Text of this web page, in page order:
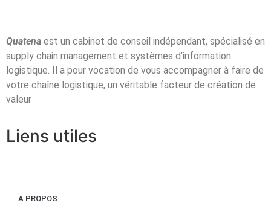
Quatena est un cabinet de conseil indépendant, spécialisé en
supply chain management et systèmes d’information
logistique. Il a pour vocation de vous accompagner à faire de
votre chaîne logistique, un véritable facteur de création de
valeur
Liens utiles
A PROPOS